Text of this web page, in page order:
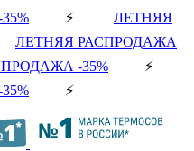
⚡ ЛЕТНЯЯ
ЛЕТНЯЯ РАСПРОДАЖА
-35% ⚡
⚡